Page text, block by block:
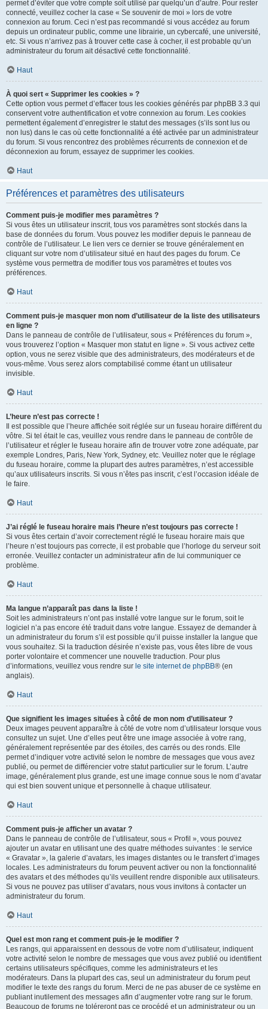
permet d’éviter que votre compte soit utilisé par quelqu’un d’autre. Pour rester
connecté, veuillez cocher la case « Se souvenir de moi » lors de votre
connexion au forum. Ceci n’est pas recommandé si vous accédez au forum
depuis un ordinateur public, comme une librairie, un cybercafé, une université,
etc. Si vous n’arrivez pas à trouver cette case à cocher, il est probable qu’un
administrateur du forum ait désactivé cette fonctionnalité.
Haut
À quoi sert « Supprimer les cookies » ?
Cette option vous permet d’effacer tous les cookies générés par phpBB 3.3 qui
conservent votre authentification et votre connexion au forum. Les cookies
permettent également d’enregistrer le statut des messages (s’ils sont lus ou
non lus) dans le cas où cette fonctionnalité a été activée par un administrateur
du forum. Si vous rencontrez des problèmes récurrents de connexion et de
déconnexion au forum, essayez de supprimer les cookies.
Haut
Préférences et paramètres des utilisateurs
Comment puis-je modifier mes paramètres ?
Si vous êtes un utilisateur inscrit, tous vos paramètres sont stockés dans la
base de données du forum. Vous pouvez les modifier depuis le panneau de
contrôle de l’utilisateur. Le lien vers ce dernier se trouve généralement en
cliquant sur votre nom d’utilisateur situé en haut des pages du forum. Ce
système vous permettra de modifier tous vos paramètres et toutes vos
préférences.
Haut
Comment puis-je masquer mon nom d’utilisateur de la liste des utilisateurs
en ligne ?
Dans le panneau de contrôle de l’utilisateur, sous « Préférences du forum »,
vous trouverez l’option « Masquer mon statut en ligne ». Si vous activez cette
option, vous ne serez visible que des administrateurs, des modérateurs et de
vous-même. Vous serez alors comptabilisé comme étant un utilisateur
invisible.
Haut
L’heure n’est pas correcte !
Il est possible que l’heure affichée soit réglée sur un fuseau horaire différent du
vôtre. Si tel était le cas, veuillez vous rendre dans le panneau de contrôle de
l’utilisateur et régler le fuseau horaire afin de trouver votre zone adéquate, par
exemple Londres, Paris, New York, Sydney, etc. Veuillez noter que le réglage
du fuseau horaire, comme la plupart des autres paramètres, n’est accessible
qu’aux utilisateurs inscrits. Si vous n’êtes pas inscrit, c’est l’occasion idéale de
le faire.
Haut
J’ai réglé le fuseau horaire mais l’heure n’est toujours pas correcte !
Si vous êtes certain d’avoir correctement réglé le fuseau horaire mais que
l’heure n’est toujours pas correcte, il est probable que l’horloge du serveur soit
erronée. Veuillez contacter un administrateur afin de lui communiquer ce
problème.
Haut
Ma langue n’apparaît pas dans la liste !
Soit les administrateurs n’ont pas installé votre langue sur le forum, soit le
logiciel n’a pas encore été traduit dans votre langue. Essayez de demander à
un administrateur du forum s’il est possible qu’il puisse installer la langue que
vous souhaitez. Si la traduction désirée n’existe pas, vous êtes libre de vous
porter volontaire et commencer une nouvelle traduction. Pour plus
d’informations, veuillez vous rendre sur le site internet de phpBB® (en
anglais).
Haut
Que signifient les images situées à côté de mon nom d’utilisateur ?
Deux images peuvent apparaître à côté de votre nom d’utilisateur lorsque vous
consultez un sujet. Une d’elles peut être une image associée à votre rang,
généralement représentée par des étoiles, des carrés ou des ronds. Elle
permet d’indiquer votre activité selon le nombre de messages que vous avez
publié, ou permet de différencier votre statut particulier sur le forum. L’autre
image, généralement plus grande, est une image connue sous le nom d’avatar
qui est bien souvent unique et personnelle à chaque utilisateur.
Haut
Comment puis-je afficher un avatar ?
Dans le panneau de contrôle de l’utilisateur, sous « Profil », vous pouvez
ajouter un avatar en utilisant une des quatre méthodes suivantes : le service
« Gravatar », la galerie d’avatars, les images distantes ou le transfert d’images
locales. Les administrateurs du forum peuvent activer ou non la fonctionnalité
des avatars et des méthodes qu’ils veuillent rendre disponible aux utilisateurs.
Si vous ne pouvez pas utiliser d’avatars, nous vous invitons à contacter un
administrateur du forum.
Haut
Quel est mon rang et comment puis-je le modifier ?
Les rangs, qui apparaissent en dessous de votre nom d’utilisateur, indiquent
votre activité selon le nombre de messages que vous avez publié ou identifient
certains utilisateurs spécifiques, comme les administrateurs et les
modérateurs. Dans la plupart des cas, seul un administrateur du forum peut
modifier le texte des rangs du forum. Merci de ne pas abuser de ce système en
publiant inutilement des messages afin d’augmenter votre rang sur le forum.
Beaucoup de forums ne toléreront pas ce procédé et un administrateur ou un